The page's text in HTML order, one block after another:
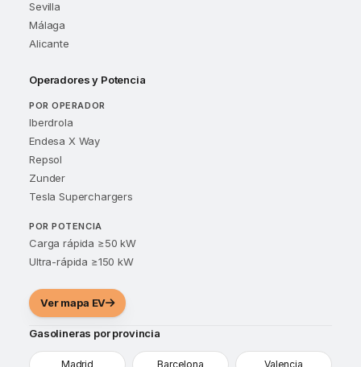
Sevilla
Málaga
Alicante
Operadores y Potencia
POR OPERADOR
Iberdrola
Endesa X Way
Repsol
Zunder
Tesla Superchargers
POR POTENCIA
Carga rápida ≥50 kW
Ultra-rápida ≥150 kW
Ver mapa EV
Gasolineras por provincia
Madrid Barcelona Valencia